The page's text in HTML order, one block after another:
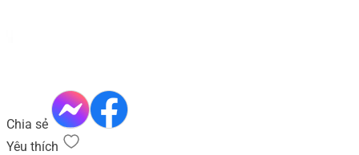
Chia sẻ
Yêu thích